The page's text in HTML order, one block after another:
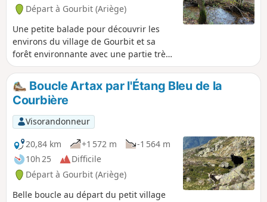
Départ à Gourbit (Ariège)
Une petite balade pour découvrir les
environs du village de Gourbit et sa
forêt environnante avec une partie très
agréable le long du Ruisseau de l'Étang
d'Artax.Boucle Artax par l'Étang Bleu de la
Courbière
Visorandonneur
20,84 km
+1 572 m
-1 564 m
10h 25
Difficile
Départ à Gourbit (Ariège)
Belle boucle au départ du petit village